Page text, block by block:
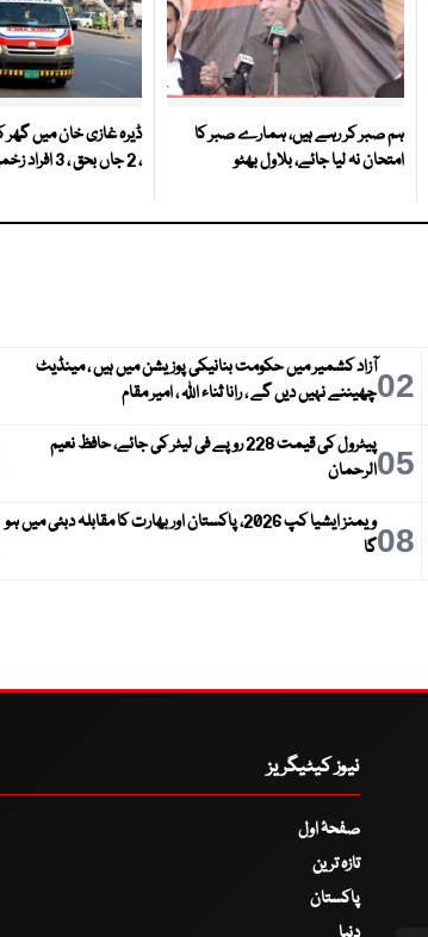
ہم صبر کر رہے ہیں، ہمارے صبر کا
امتحان نہ لیا جائے، بلاول بھٹو
ڈیرہ غازی خان میں
، 2 جاں بحق ، 3 افراد زخمی
02آزاد کشمیر میں حکومت بنانیکی پوزیشن میں ہیں ، مینڈیٹ
چھیننے نہیں دیں گے ، رانا ثناء اللہ ، امیر مقام
05
پیٹرول کی قیمت 228 روپے فی لیٹر کی جائے، حافظ نعیم
الرحمان
08
ویمنز ایشیا کپ 2026، پاکستان اور بھارت کا مقابلہ دبئی میں ہو
گا
نیوز کیٹیگریز
صفحۂ اول
تازہ ترین
پاکستان